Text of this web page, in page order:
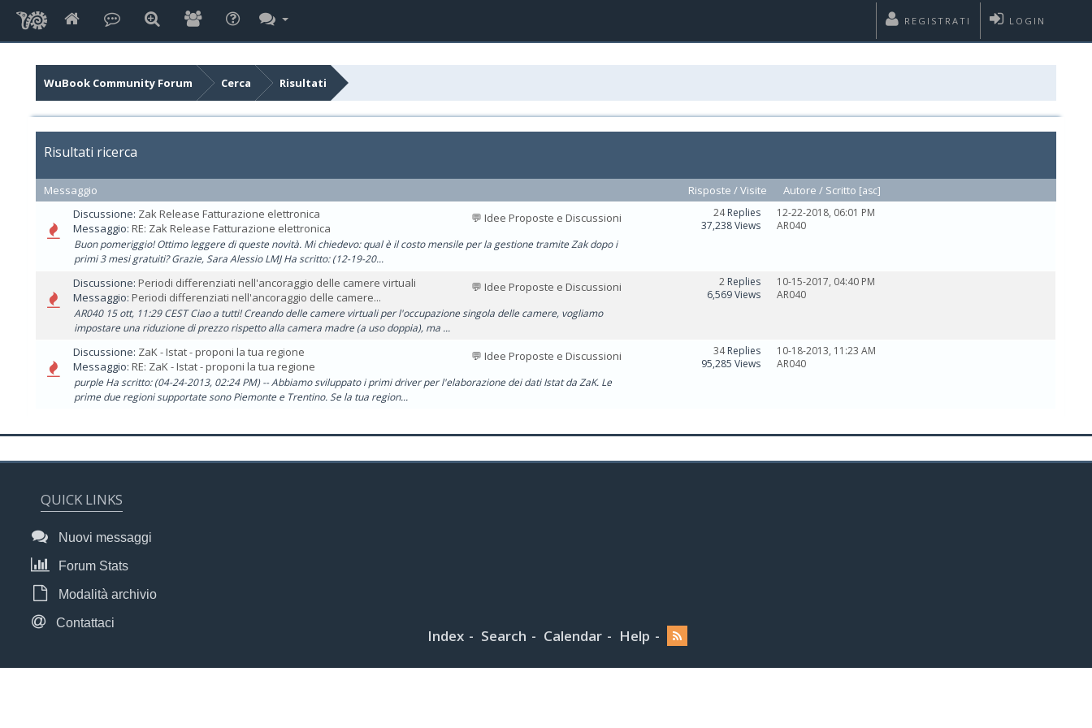
LOGIN
REGISTRATI
WuBook Community Forum Cerca Risultati
Risultati ricerca
Messaggio Risposte /Visite Autore / Scritto [asc]
💬 Idee Proposte e Discussioni
Discussione: Zak Release Fatturazione elettronica
Messaggio: RE: Zak Release Fatturazione elettronica
Buon pomeriggio! Ottimo leggere di queste novità. Mi chiedevo: qual è il costo mensile per la gestione tramite Zak dopo i
primi 3 mesi gratuiti? Grazie, Sara Alessio LMJ Ha scritto: (12-19-20...
24Replies
37,238 Views
12-22-2018, 06:01 PM
AR040
💬 Idee Proposte e Discussioni
Discussione: Periodi differenziati nell'ancoraggio delle camere virtuali
Messaggio: Periodi differenziati nell'ancoraggio delle camere...
AR040 15 ott, 11:29 CEST Ciao a tutti! Creando delle camere virtuali per l'occupazione singola delle camere, vogliamo
impostare una riduzione di prezzo rispetto alla camera madre (a uso doppia), ma ...
2Replies
6,569 Views
10-15-2017, 04:40 PM
AR040
💬 Idee Proposte e Discussioni
Discussione: ZaK - Istat - proponi la tua regione
Messaggio: RE: ZaK - Istat - proponi la tua regione
purple Ha scritto: (04-24-2013, 02:24 PM) -- Abbiamo sviluppato i primi driver per l'elaborazione dei dati Istat da ZaK. Le
prime due regioni supportate sono Piemonte e Trentino. Se la tua region...
34Replies
95,285 Views
10-18-2013, 11:23 AM
AR040
QUICK LINKS
Nuovi messaggi
Forum Stats
Modalità archivio
Contattaci
Index Search Calendar Help